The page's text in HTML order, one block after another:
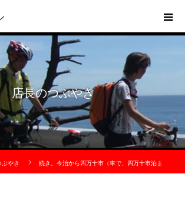
店長のつぶやき
ぶやき 続き。今治から四万十市（車で、四万十市泊ま